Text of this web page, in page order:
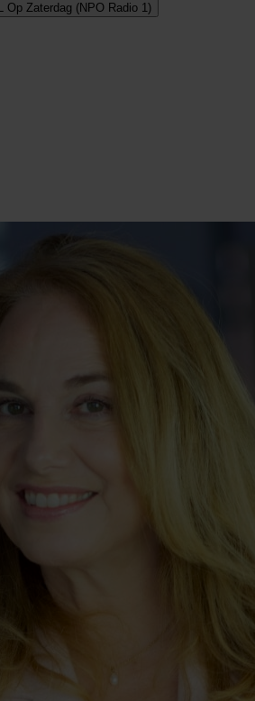
Op Zaterdag (NPO Radio 1)